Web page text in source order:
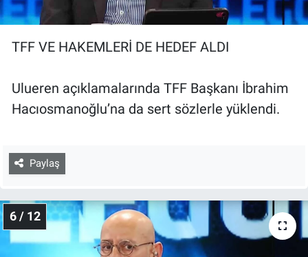
TFF VE HAKEMLERİ DE HEDEF ALDI
Ulueren açıklamalarında TFF Başkanı İbrahim
Hacıosmanoğlu’na da sert sözlerle yüklendi.
Paylaş
6 / 12